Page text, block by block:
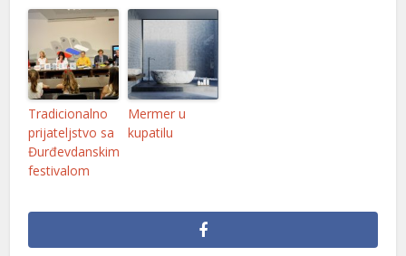
Tradicionalno
prijateljstvo sa
Đurđevdanskim
festivalom
Mermer u
kupatilu